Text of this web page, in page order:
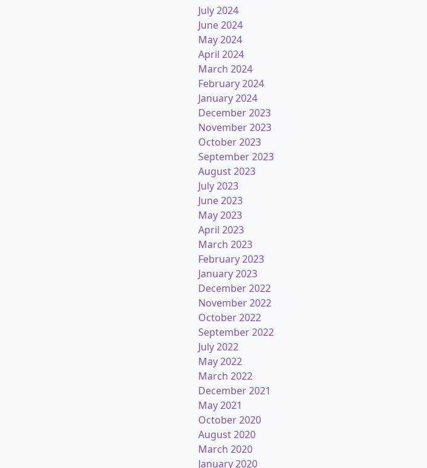
July 2024
June 2024
May 2024
April 2024
March 2024
February 2024
January 2024
December 2023
November 2023
October 2023
September 2023
August 2023
July 2023
June 2023
May 2023
April 2023
March 2023
February 2023
January 2023
December 2022
November 2022
October 2022
September 2022
July 2022
May 2022
March 2022
December 2021
May 2021
October 2020
August 2020
March 2020
January 2020